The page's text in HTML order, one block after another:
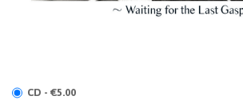
CD - €5.00